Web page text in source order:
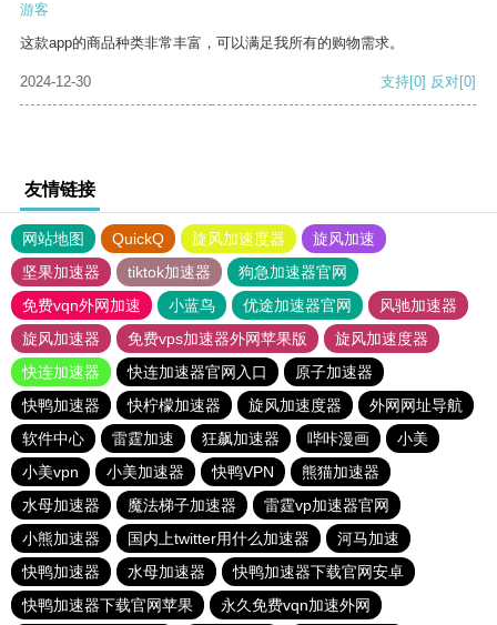
游客
这款app的商品种类非常丰富，可以满足我所有的购物需求。
2024-12-30 支持[0] 反对[0]
友情链接
网站地图 QuickQ 旋风加速度器
旋风加速
坚果加速器
tiktok加速器
狗急加速器官网
免费vqn外网加速
小蓝鸟 优途加速器官网
风驰加速器
旋风加速器
免费vps加速器外网苹果版
旋风加速度器
快连加速器
快连加速器官网入口
原子加速器
快鸭加速器
快柠檬加速器 旋风加速度器
外网网址导航
软件中心
雷霆加速 狂飙加速器 哔咔漫画
小美
小美vpn
小美加速器 快鸭VPN
熊猫加速器
水母加速器
魔法梯子加速器
雷霆vp加速器官网
小熊加速器
国内上twitter用什么加速器
河马加速
快鸭加速器
水母加速器
快鸭加速器下载官网安卓
快鸭加速器下载官网苹果
永久免费vqn加速外网